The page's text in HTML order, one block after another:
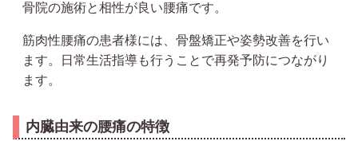
骨院の施術と相性が良い腰痛です。
筋肉性腰痛の患者様には、骨盤矯正や姿勢改善を行い
ます。日常生活指導も行うことで再発予防につながり
ます。
内臓由来の腰痛の特徴